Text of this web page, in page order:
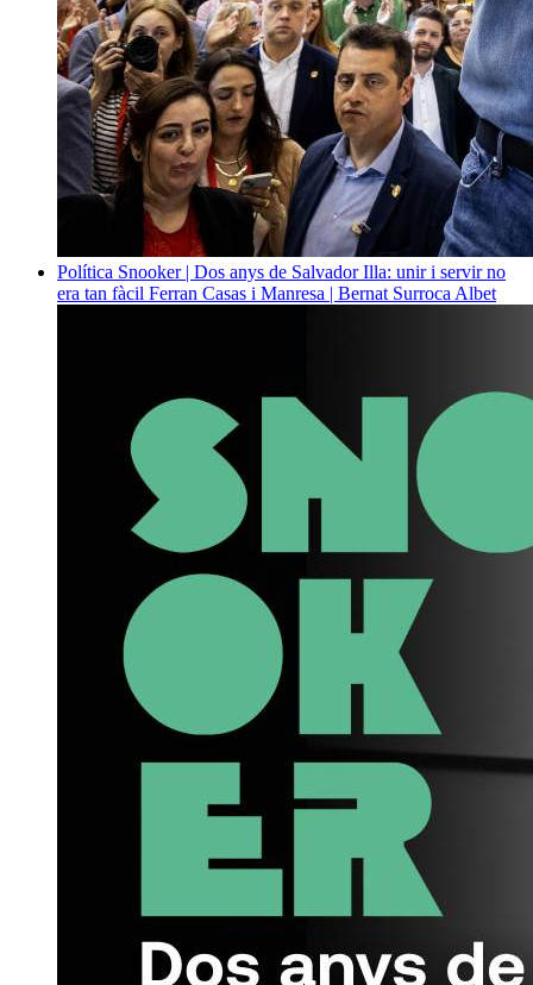
Política Snooker | Dos anys de Salvador Illa: unir i servir no
era tan fàcil Ferran Casas i Manresa | Bernat Surroca Albet